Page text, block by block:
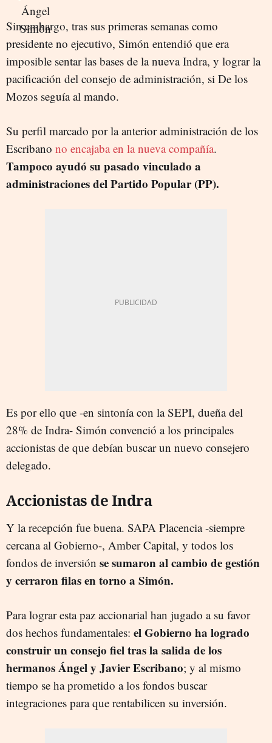
Sin embargo, tras sus primeras semanas como
presidente no ejecutivo, Simón entendió que era
imposible sentar las bases de la nueva Indra, y lograr la
pacificación del consejo de administración, si De los
Mozos seguía al mando.
Su perfil marcado por la anterior administración de los
Escribano no encajaba en la nueva compañía.
Tampoco ayudó su pasado vinculado a
administraciones del Partido Popular (PP).
Es por ello que -en sintonía con la SEPI, dueña del
28% de Indra- Simón convenció a los principales
accionistas de que debían buscar un nuevo consejero
delegado.
Accionistas de Indra
Y la recepción fue buena. SAPA Placencia -siempre
cercana al Gobierno-, Amber Capital, y todos los
fondos de inversión se sumaron al cambio de gestión
y cerraron filas en torno a Simón.
Para lograr esta paz accionarial han jugado a su favor
dos hechos fundamentales: el Gobierno ha logrado
construir un consejo fiel tras la salida de los
hermanos Ángel y Javier Escribano; y al mismo
tiempo se ha prometido a los fondos buscar
integraciones para que rentabilicen su inversión.